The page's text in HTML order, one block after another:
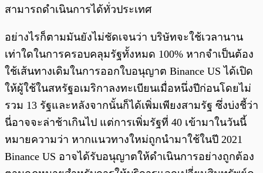
สามารถดำเนินการได้ทั่วประเทศ
อย่างไรก็ตามมันยังไม่ชัดเจนว่า บริษัทจะใช้เวลานาน
เท่าใดในการครอบคลุมรัฐทั้งหมด 100% หากจำเป็นต้อง
ใช้เส้นทางเดิมในการออกใบอนุญาต Binance US ได้เปิด
ให้ผู้ใช้ในสหรัฐอเมริกาลงทะเบียนเมื่อหนึ่งปีก่อนโดยไม่
รวม 13 รัฐและหลังจากนั้นก็ได้เพิ่มเพียงสามรัฐ ซึ่งบ่งชี้ว่า
นี่อาจจะล่าช้าเกินไป แต่การเพิ่มรัฐที่ 40 เข้ามาในวันนี้
หมายความว่า หากแนวทางใหม่ถูกนำมาใช้ในปี 2021
Binance US อาจได้รับอนุญาตให้ดำเนินการอย่างถูกต้อง